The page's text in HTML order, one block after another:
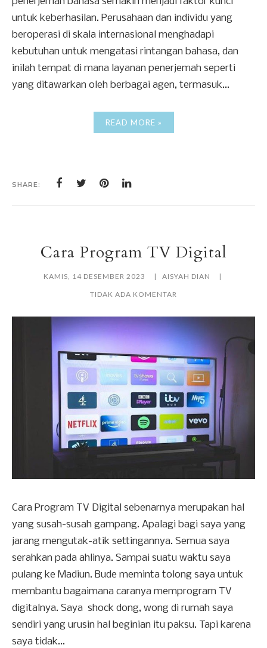
untuk keberhasilan. Perusahaan dan individu yang
beroperasi di skala internasional menghadapi
kebutuhan untuk mengatasi rintangan bahasa, dan
inilah tempat di mana layanan penerjemah seperti
yang ditawarkan oleh berbagai agen, termasuk...
READ MORE »
SHARE:
Cara Program TV Digital
KAMIS, 14 DESEMBER 2023
AISYAH DIAN
TIDAK ADA KOMENTAR
Cara Program TV Digital sebenarnya merupakan hal
yang susah-susah gampang. Apalagi bagi saya yang
jarang mengutak-atik settingannya. Semua saya
serahkan pada ahlinya. Sampai suatu waktu saya
pulang ke Madiun. Bude meminta tolong saya untuk
membantu bagaimana caranya memprogram TV
digitalnya. Saya shock dong, wong di rumah saya
sendiri yang urusin hal beginian itu paksu. Tapi karena
saya tidak...